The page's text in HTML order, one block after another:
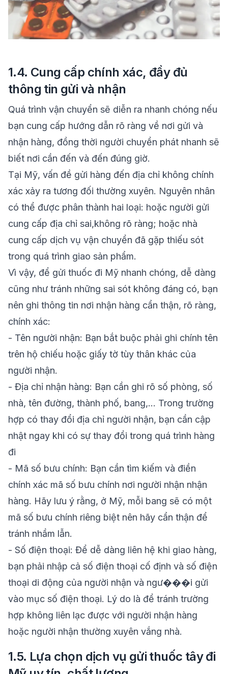
1.4. Cung cấp chính xác, đầy đủ
thông tin gửi và nhận
Quá trình vận chuyển sẽ diễn ra nhanh chóng nếu
bạn cung cấp hướng dẫn rõ ràng về nơi gửi và
nhận hàng, đồng thời người chuyển phát nhanh sẽ
biết nơi cần đến và đến đúng giờ.
Tại Mỹ, vấn đề gửi hàng đến địa chỉ không chính
xác xảy ra tương đối thường xuyên. Nguyên nhân
có thể được phân thành hai loại: hoặc người gửi
cung cấp địa chỉ sai,không rõ ràng; hoặc nhà
cung cấp dịch vụ vận chuyển đã gặp thiếu sót
trong quá trình giao sản phẩm.
Vì vậy, để gửi thuốc đi Mỹ nhanh chóng, dễ dàng
cũng như tránh những sai sót không đáng có, bạn
nên ghi thông tin nơi nhận hàng cẩn thận, rõ ràng,
chính xác:
- Tên người nhận: Bạn bắt buộc phải ghi chính tên
trên hộ chiếu hoặc giấy tờ tùy thân khác của
người nhận.
- Địa chỉ nhận hàng: Bạn cần ghi rõ số phòng, số
nhà, tên đường, thành phố, bang,… Trong trường
hợp có thay đổi địa chỉ người nhận, bạn cần cập
nhật ngay khi có sự thay đổi trong quá trình hàng
đi
- Mã số bưu chính: Bạn cần tìm kiếm và điền
chính xác mã số bưu chính nơi người nhận nhận
hàng. Hãy lưu ý rằng, ở Mỹ, mỗi bang sẽ có một
mã số bưu chính riêng biệt nên hãy cẩn thận để
tránh nhầm lẫn.
- Số điện thoại: Để dễ dàng liên hệ khi giao hàng,
bạn phải nhập cả số điện thoại cố định và số điện
thoại di động của người nhận và ngư���i gửi
vào mục số điện thoại. Lý do là để tránh trường
hợp không liên lạc được với người nhận hàng
hoặc người nhận thường xuyên vắng nhà.
1.5. Lựa chọn dịch vụ gửi thuốc tây đi